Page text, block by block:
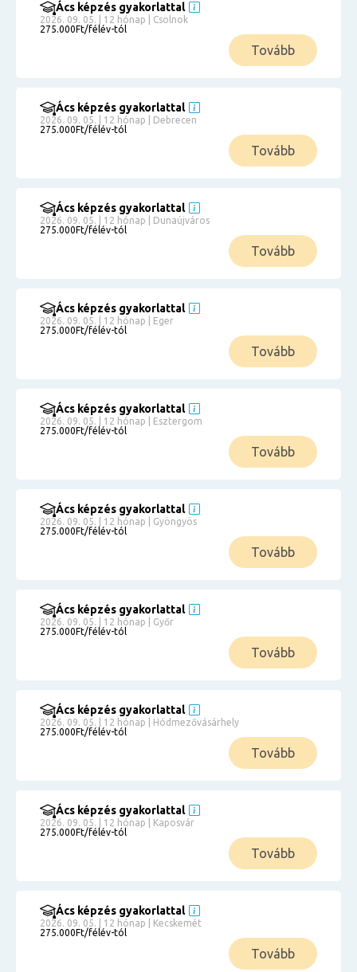
Ács képzés gyakorlattal
2026. 09. 05. | 12 hónap | Csolnok
275.000Ft/félév-tól
Tovább
Ács képzés gyakorlattal
2026. 09. 05. | 12 hónap | Debrecen
275.000Ft/félév-tól
Tovább
Ács képzés gyakorlattal
2026. 09. 05. | 12 hónap | Dunaújváros
275.000Ft/félév-tól
Tovább
Ács képzés gyakorlattal
2026. 09. 05. | 12 hónap | Eger
275.000Ft/félév-tól
Tovább
Ács képzés gyakorlattal
2026. 09. 05. | 12 hónap | Esztergom
275.000Ft/félév-tól
Tovább
Ács képzés gyakorlattal
2026. 09. 05. | 12 hónap | Gyöngyös
275.000Ft/félév-tól
Tovább
Ács képzés gyakorlattal
2026. 09. 05. | 12 hónap | Győr
275.000Ft/félév-tól
Tovább
Ács képzés gyakorlattal
2026. 09. 05. | 12 hónap | Hódmezővásárhely
275.000Ft/félév-tól
Tovább
Ács képzés gyakorlattal
2026. 09. 05. | 12 hónap | Kaposvár
275.000Ft/félév-tól
Tovább
Ács képzés gyakorlattal
2026. 09. 05. | 12 hónap | Kecskemét
275.000Ft/félév-tól
Tovább